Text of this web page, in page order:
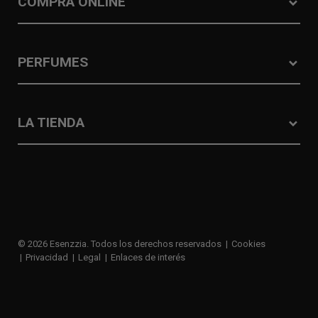
PERFUMES
LA TIENDA
© 2026 Esenzzia. Todos los derechos reservados
Cookies
Privacidad
Legal Enlaces de interés